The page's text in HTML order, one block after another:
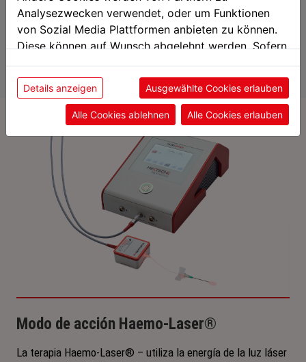
Reducción del riesgo de infecciones
Reducción de hinchazones
Aplicaciones / Indicaciones LLLT
Modo de acción Haemo-Laser®
La terapia Haemo-Laser® – utiliza la energía de la luz láser
Analysezwecken verwendet, oder um Funktionen
von Sozial Media Plattformen anbieten zu können.
Diese können auf Wunsch abgelehnt werden. Sofern
Einwilligung zu unseren Cookies.
Details anzeigen Ausgewählte Cookies erlauben
Alle Cookies ablehnen Alle Cookies erlauben